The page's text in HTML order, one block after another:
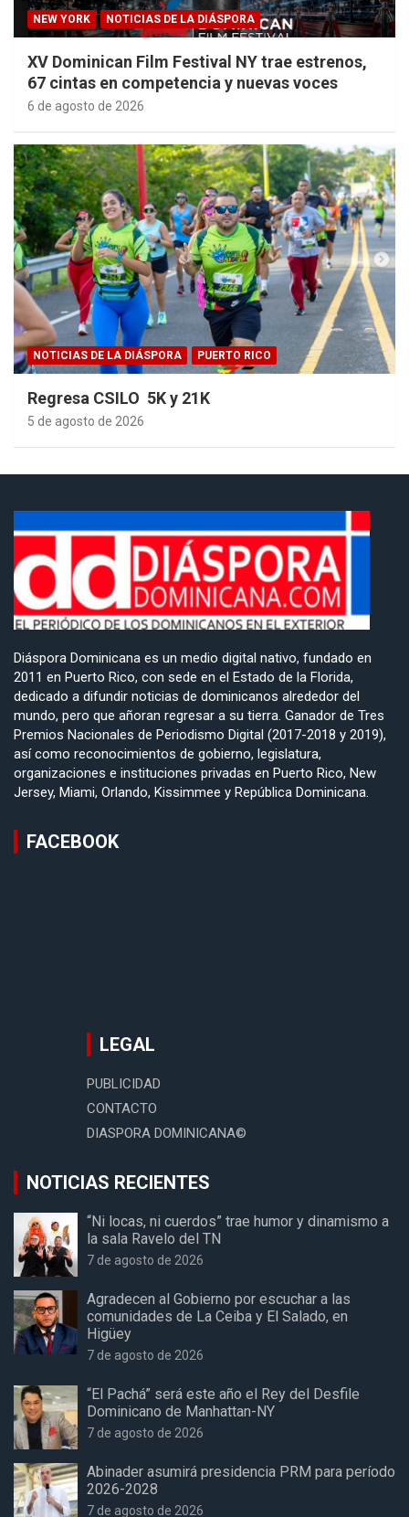
NEW YORK NOTICIAS DE LA DIÁSPORA
XV Dominican Film Festival NY trae estrenos,
67 cintas en competencia y nuevas voces
6 de agosto de 2026
NOTICIAS DE LA DIÁSPORA PUERTO RICO
Regresa CSILO 5K y 21K
5 de agosto de 2026
Diáspora Dominicana es un medio digital nativo, fundado en
2011 en Puerto Rico, con sede en el Estado de la Florida,
dedicado a difundir noticias de dominicanos alrededor del
mundo, pero que añoran regresar a su tierra. Ganador de Tres
Premios Nacionales de Periodismo Digital (2017-2018 y 2019),
así como reconocimientos de gobierno, legislatura,
organizaciones e instituciones privadas en Puerto Rico, New
Jersey, Miami, Orlando, Kissimmee y República Dominicana.
FACEBOOK
LEGAL
PUBLICIDAD
CONTACTO
DIASPORA DOMINICANA©
NOTICIAS RECIENTES
“Ni locas, ni cuerdos” trae humor y dinamismo a
la sala Ravelo del TN
7 de agosto de 2026
Agradecen al Gobierno por escuchar a las
comunidades de La Ceiba y El Salado, en
Higüey
7 de agosto de 2026
“El Pachá” será este año el Rey del Desfile
Dominicano de Manhattan-NY
7 de agosto de 2026
Abinader asumirá presidencia PRM para período
2026-2028
7 de agosto de 2026